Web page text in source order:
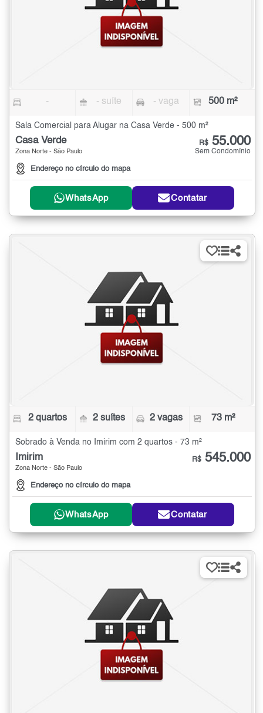
- - suíte - vaga 500 m²
Sala Comercial para Alugar na Casa Verde - 500 m²
Casa Verde
Zona Norte - São Paulo
Endereço no círculo do mapa
R$ 55.000
Sem Condomínio
WhatsApp Contatar
2 quartos 2 suítes 2 vagas 73 m²
Sobrado à Venda no Imirim com 2 quartos - 73 m²
Imirim
Zona Norte - São Paulo
Endereço no círculo do mapa
R$ 545.000
WhatsApp Contatar